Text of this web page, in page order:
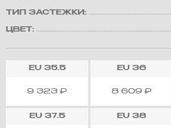
ТИП ЗАСТЕЖКИ:
ЦВЕТ:
EU35.5
9 323 ₽
EU 36
8 609 ₽
EU37.5 EU 38